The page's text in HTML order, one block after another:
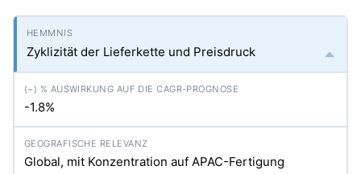
Zyklizität der Lieferkette und Preisdruck
-1.8%
Global, mit Konzentration auf APAC-Fertigung